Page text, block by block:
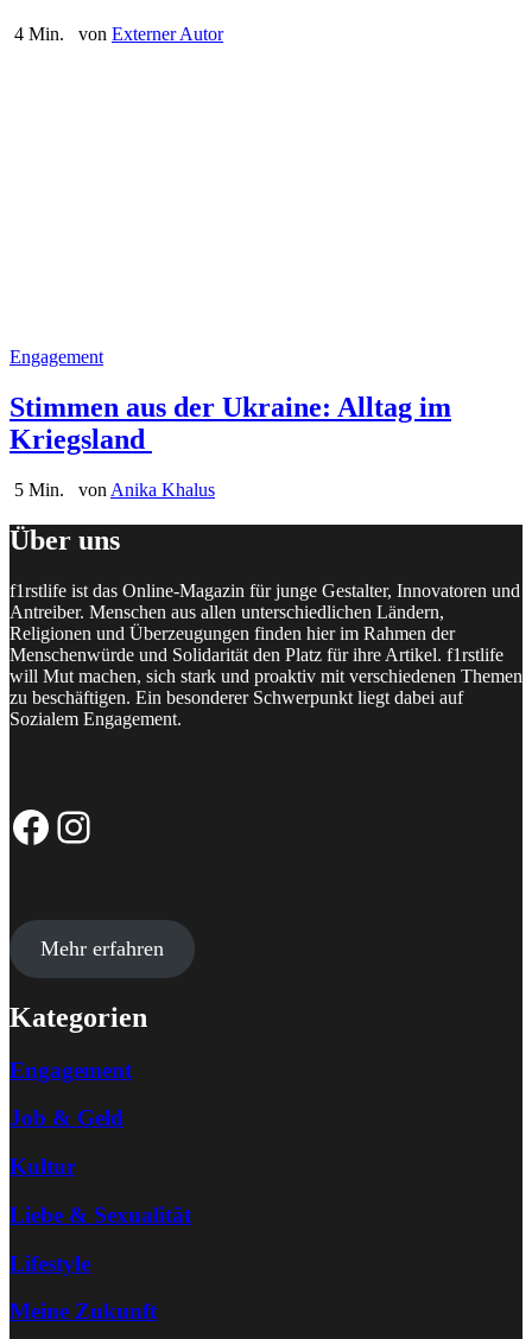
4 Min. von Externer Autor
Engagement
Stimmen aus der Ukraine: Alltag im
Kriegsland
5 Min. von Anika Khalus
Über uns
f1rstlife ist das Online-Magazin für junge Gestalter, Innovatoren und
Antreiber. Menschen aus allen unterschiedlichen Ländern,
Religionen und Überzeugungen finden hier im Rahmen der
Menschenwürde und Solidarität den Platz für ihre Artikel. f1rstlife
will Mut machen, sich stark und proaktiv mit verschiedenen Themen
zu beschäftigen. Ein besonderer Schwerpunkt liegt dabei auf
Sozialem Engagement.
Facebook-SeiteInstagram-Profil
Mehr erfahren
Kategorien
Engagement
Job & Geld
Kultur
Liebe & Sexualität
Lifestyle
Meine Zukunft